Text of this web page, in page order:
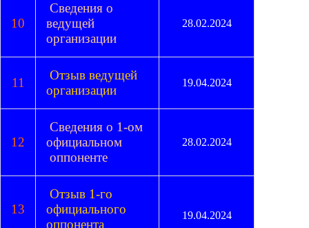
10
Сведения о
ведущей
организации
28.02.2024
11
Отзыв ведущей
организации
19.04.2024
12
Сведения о 1-ом
официальном
оппоненте
28.02.2024
13
Отзыв 1-го
официального
оппонента
19.04.2024